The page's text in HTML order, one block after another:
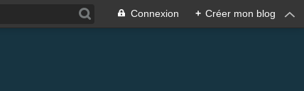
Connexion + Créer mon blog